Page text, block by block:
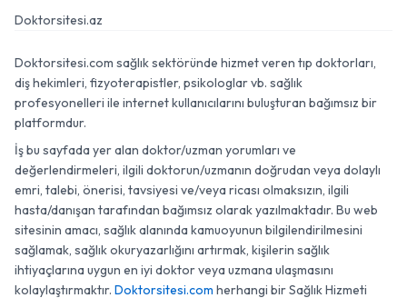
Doktorsitesi.az
Doktorsitesi.com sağlık sektöründe hizmet veren tıp doktorları,
diş hekimleri, fizyoterapistler, psikologlar vb. sağlık
profesyonelleri ile internet kullanıcılarını buluşturan bağımsız bir
platformdur.
İş bu sayfada yer alan doktor/uzman yorumları ve
değerlendirmeleri, ilgili doktorun/uzmanın doğrudan veya dolaylı
emri, talebi, önerisi, tavsiyesi ve/veya ricası olmaksızın, ilgili
hasta/danışan tarafından bağımsız olarak yazılmaktadır. Bu web
sitesinin amacı, sağlık alanında kamuoyunun bilgilendirilmesini
sağlamak, sağlık okuryazarlığını artırmak, kişilerin sağlık
ihtiyaçlarına uygun en iyi doktor veya uzmana ulaşmasını
kolaylaştırmaktır. Doktorsitesi.com herhangi bir Sağlık Hizmeti